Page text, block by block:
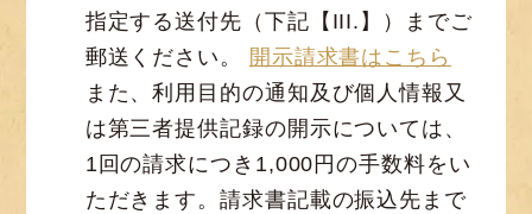
指定する送付先（下記【III.】）までご
郵送ください。
開示請求書はこちら
また、利用目的の通知及び個人情報又
は第三者提供記録の開示については、
1回の請求につき1,000円の手数料をい
ただきます。請求書記載の振込先まで